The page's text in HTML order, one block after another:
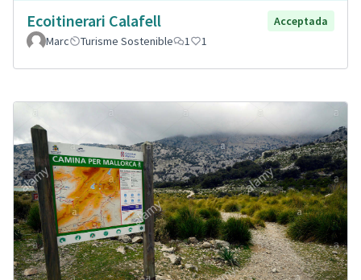
Ecoitinerari Calafell
Acceptada
Marc
Turisme Sostenible 1 1